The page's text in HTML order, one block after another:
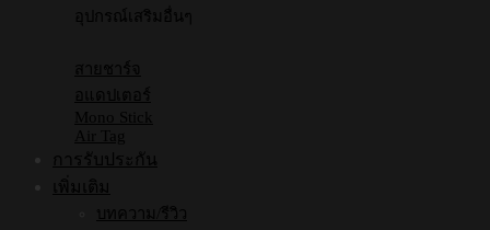
อุปกรณ์เสริมอื่นๆ
สายชาร์จ
อแดปเตอร์
Mono Stick
Air Tag
การรับประกัน
เพิ่มเติม
บทความ/รีวิว